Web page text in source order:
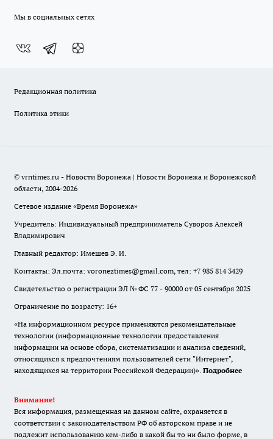
Мы в социальных сетях
Редакционная политика
Политика этики
© vrntimes.ru - Новости Воронежа | Новости Воронежа и Воронежской
области, 2004-2026
Сетевое издание «Время Воронежа»
Учредитель: Индивидуальный предприниматель Суворов Алексей
Владимирович
Главный редактор: Имешев Э. И.
Контакты: Эл.почта: voroneztimes@gmail.com, тел: +7 985 814 3429
Свидетельство о регистрации ЭЛ № ФС 77 - 90000 от 05 сентября 2025
Ограничение по возрасту: 16+
«На информационном ресурсе применяются рекомендательные
технологии (информационные технологии предоставления
информации на основе сбора, систематизации и анализа сведений,
относящихся к предпочтениям пользователей сети "Интернет",
находящихся на территории Российской Федерации)». Подробнее
Внимание!
Вся информация, размещенная на данном сайте, охраняется в
соответствии с законодательством РФ об авторском праве и не
подлежит использованию кем-либо в какой бы то ни было форме, в